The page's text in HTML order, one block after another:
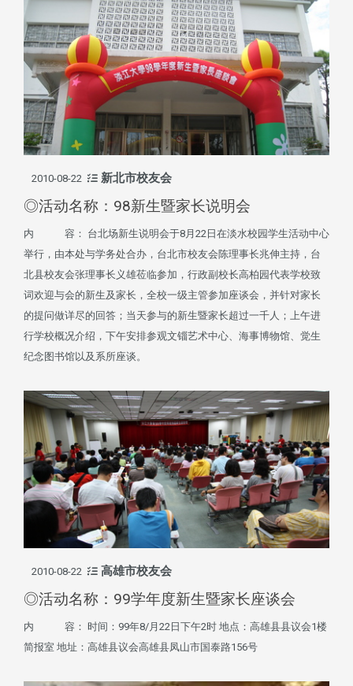
2010-08-22 新北市校友会
◎活动名称：98新生暨家长说明会
内 容： 台北场新生说明会于8月22日在淡水校园学生活动中心
举行，由本处与学务处合办，台北市校友会陈理事长兆伸主持，台
北县校友会张理事长义雄莅临参加，行政副校长高柏园代表学校致
词欢迎与会的新生及家长，全校一级主管参加座谈会，并针对家长
的提问做详尽的回答；当天参与的新生暨家长超过一千人；上午进
行学校概况介绍，下午安排参观文锱艺术中心、海事博物馆、觉生
纪念图书馆以及系所座谈。
2010-08-22 高雄市校友会
◎活动名称：99学年度新生暨家长座谈会
内 容： 时间：99年8/月22日下午2时 地点：高雄县县议会1楼
简报室 地址：高雄县议会高雄县凤山市国泰路156号